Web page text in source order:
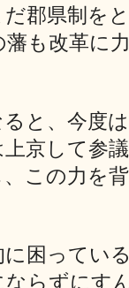
だ郡県制を
も改革に
と、今度
京して参
、この力を
に困ってい
ならずにす